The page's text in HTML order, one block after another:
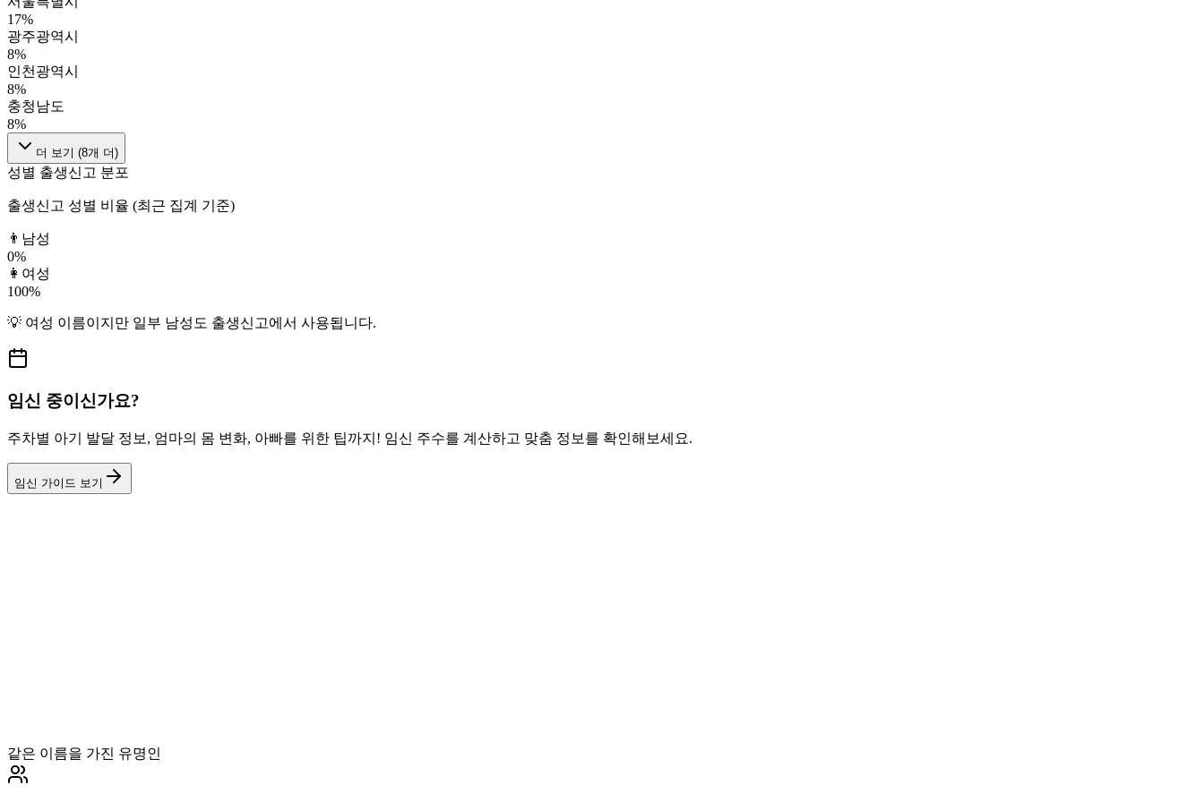
17%
광주광역시
8%
인천광역시
8%
충청남도
8%
더 보기 (8개 더)
성별 출생신고 분포
출생신고 성별 비율 (최근 집계 기준)
👨 남성
0%
👩 여성
100%
💡 여성 이름이지만 일부 남성도 출생신고에서 사용됩니다.
임신 중이신가요?
주차별 아기 발달 정보, 엄마의 몸 변화, 아빠를 위한 팁까지! 임신 주수를 계산하고 맞춤 정보를 확인해보세요.
임신 가이드 보기
같은 이름을 가진 유명인